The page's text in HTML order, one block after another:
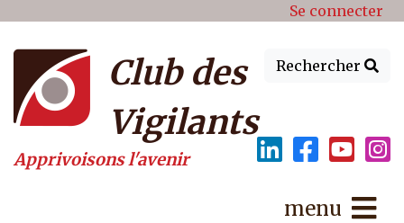
Menu du compte de Se connecter
Rechercher
Club des
Vigilants
Apprivoisons l'avenir
menu